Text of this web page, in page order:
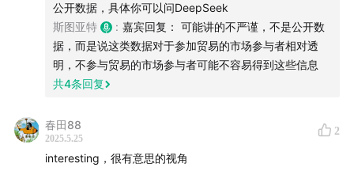
公开数据，具体你可以问DeepSeek
斯图亚特
: 嘉宾回复： 可能讲的不严谨，不是公开数
据，而是说这类数据对于参加贸易的市场参与者相对透
明，不参与贸易的市场参与者可能不容易得到这些信息
共4条回复
春田88
2025.5.25
2
interesting，很有意思的视角